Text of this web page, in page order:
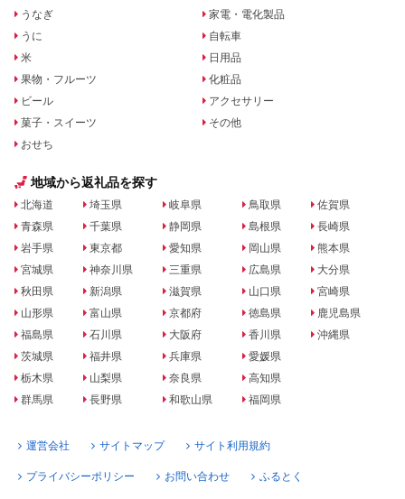
うなぎ
うに
米
果物・フルーツ
ビール
菓子・スイーツ
おせち
家電・電化製品
自転車
日用品
化粧品
アクセサリー
その他
地域から返礼品を探す
北海道
青森県
岩手県
宮城県
秋田県
山形県
福島県
茨城県
栃木県
群馬県
埼玉県
千葉県
東京都
神奈川県
新潟県
富山県
石川県
福井県
山梨県
長野県
岐阜県
静岡県
愛知県
三重県
滋賀県
京都府
大阪府
兵庫県
奈良県
和歌山県
鳥取県
島根県
岡山県
広島県
山口県
徳島県
香川県
愛媛県
高知県
福岡県
佐賀県
長崎県
熊本県
大分県
宮崎県
鹿児島県
沖縄県
運営会社 サイトマップ サイト利用規約
プライバシーポリシー お問い合わせ ふるとく